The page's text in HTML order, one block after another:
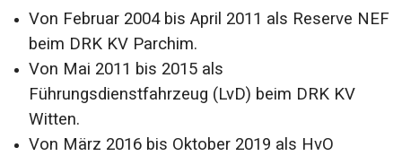
Von Februar 2004 bis April 2011 als Reserve NEF
beim DRK KV Parchim.
Von Mai 2011 bis 2015 als
Führungsdienstfahrzeug (LvD) beim DRK KV
Witten.
Von März 2016 bis Oktober 2019 als HvO